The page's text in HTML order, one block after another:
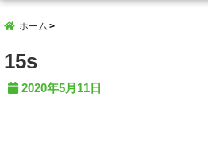
ホーム
15s
2020年5月11日